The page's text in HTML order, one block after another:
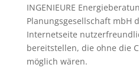
INGENIEURE
Planungsgesellschaft mbH
Internetseite
bereitstellen, die ohne die
möglich wären.